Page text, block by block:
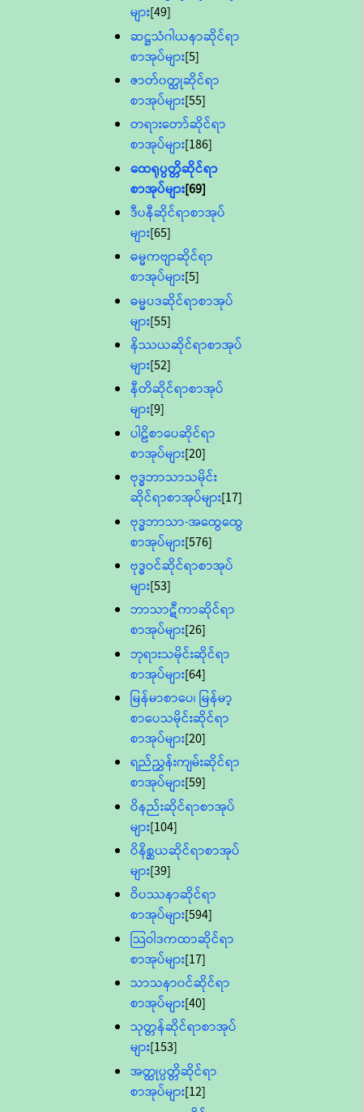
များ[49]
ဆဋ္ဌသံဂါယနာဆိုင်ရာ
စာအုပ်များ[5]
ဇာတ်၀တ္ထုဆိုင်ရာ
စာအုပ်များ[55]
တရားတော်ဆိုင်ရာ
စာအုပ်များ[186]
ထေရုပ္ပတ္တိဆိုင်ရာ
စာအုပ်များ[69]
ဒီပနီဆိုင်ရာစာအုပ်
များ[65]
ဓမ္မကဗျာဆိုင်ရာ
စာအုပ်များ[5]
ဓမ္မပဒဆိုင်ရာစာအုပ်
များ[55]
နိဿယဆိုင်ရာစာအုပ်
များ[52]
နီတိဆိုင်ရာစာအုပ်
များ[9]
ပါဠိစာပေဆိုင်ရာ
စာအုပ်များ[20]
ဗုဒ္ဓဘာသာသမိုင်း
ဆိုင်ရာစာအုပ်များ[17]
ဗုဒ္ဓဘာသာ-အထွေထွေ
စာအုပ်များ[576]
ဗုဒ္ဓဝင်ဆိုင်ရာစာအုပ်
များ[53]
ဘာသာဋီကာဆိုင်ရာ
စာအုပ်များ[26]
ဘုရားသမိုင်းဆိုင်ရာ
စာအုပ်များ[64]
မြန်မာစာပေ၊ မြန်မာ့
စာပေသမိုင်းဆိုင်ရာ
စာအုပ်များ[20]
ရည်ညွှန်းကျမ်းဆိုင်ရာ
စာအုပ်များ[59]
ဝိနည်းဆိုင်ရာစာအုပ်
များ[104]
ဝိနိစ္ဆယဆိုင်ရာစာအုပ်
များ[39]
ဝိပဿနာဆိုင်ရာ
စာအုပ်များ[594]
သြဝါဒကထာဆိုင်ရာ
စာအုပ်များ[17]
သာသနာ၀င်ဆိုင်ရာ
စာအုပ်များ[40]
သုတ္တန်ဆိုင်ရာစာအုပ်
များ[153]
အတ္ထုပ္ပတ္တိဆိုင်ရာ
စာအုပ်များ[12]